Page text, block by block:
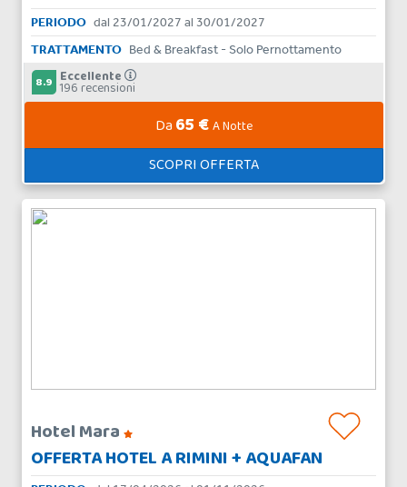
PERIODO dal 23/01/2027 al 30/01/2027
TRATTAMENTO Bed & Breakfast - Solo Pernottamento
8.9 Eccellente
196 recensioni
Da 65 €A Notte
SCOPRI OFFERTA
Hotel Mara
OFFERTA HOTEL A RIMINI + AQUAFAN